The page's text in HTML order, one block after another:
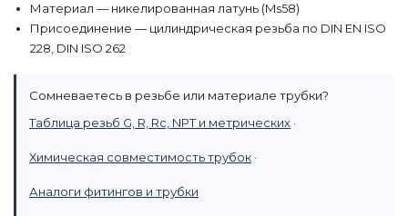
Материал — никелированная латунь (Ms58)
Присоединение — цилиндрическая резьба по DIN EN ISO
228, DIN ISO 262
Сомневаетесь в резьбе или материале трубки?
Таблица резьб G, R, Rc, NPT и метрических ·
Химическая совместимость трубок ·
Аналоги фитингов и трубки